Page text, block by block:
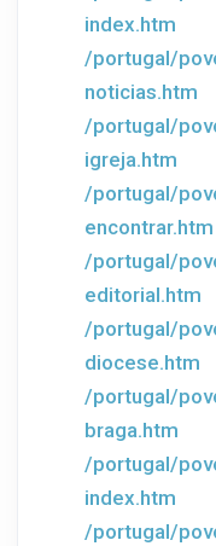
index.htm
/portugal/
noticias.htm
/portugal/
igreja.htm
/portugal/
encontrar.htm
/portugal/
editorial.htm
/portugal/
diocese.htm
/portugal/
braga.htm
/portugal/
index.htm
/portugal/